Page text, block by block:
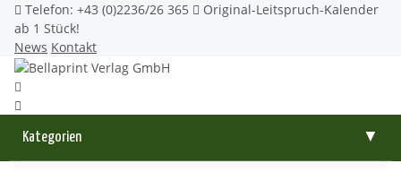
Telefon: +43 (0)2236/26 365
Original-Leitspruch-Kalender
ab 1 Stück!
News Kontakt
Kategorien ▼